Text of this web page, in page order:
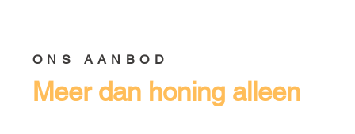
ONS AANBOD
Meer dan honing alleen